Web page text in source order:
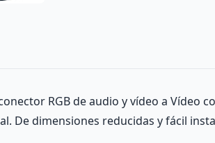
RGB de audio y vídeo a Vídeo
De dimensiones reducidas y fácil